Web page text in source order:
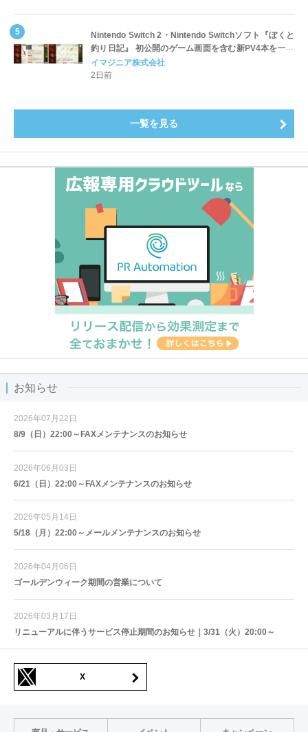
Nintendo Switch 2・Nintendo Switchソフト『ぼくと
釣り日記』 初公開のゲーム画面を含む新PV4本を一挙
公開！
イマジニア株式会社
2日前
一覧を見る
お知らせ
2026年07月22日
8/9（日）22:00～FAXメンテナンスのお知らせ
2026年06月03日
6/21（日）22:00～FAXメンテナンスのお知らせ
2026年05月14日
5/18（月）22:00～メールメンテナンスのお知らせ
2026年04月06日
ゴールデンウィーク期間の営業について
2026年03月17日
リニューアルに伴うサービス停止期間のお知らせ｜3/31（火）20:00～
X